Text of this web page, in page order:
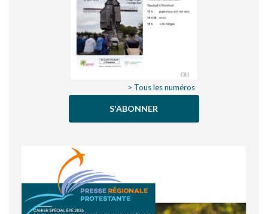
> Tous les numéros
S'ABONNER